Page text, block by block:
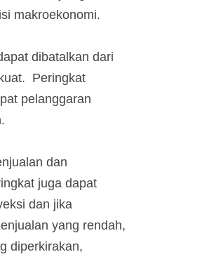
makroekonomi.
dibatalkan dari
Peringkat
pelanggaran
dan
juga dapat
dan jika
yang rendah,
diperkirakan,